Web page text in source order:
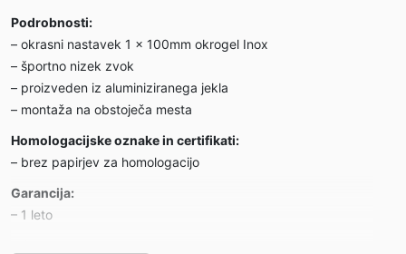
Podrobnosti:
– okrasni nastavek 1 x 100mm okrogel Inox
– športno nizek zvok
– proizveden iz aluminiziranega jekla
– montaža na obstoječa mesta
Homologacijske oznake in certifikati:
– brez papirjev za homologacijo
Garancija:
– 1 leto